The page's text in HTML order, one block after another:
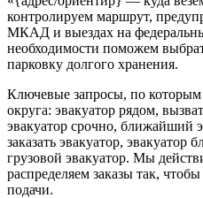
контролируем маршрут,
МКАД и выездах на
необходимости поможем
парковку долгого хранения.
Ключевые запросы, по которым
округа: эвакуатор рядом,
эвакуатор срочно, ближайший
заказать эвакуатор, эвакуатор
грузовой эвакуатор. Мы
распределяем заказы так,
подачи.